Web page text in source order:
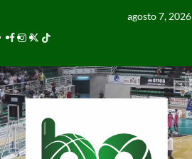
agosto 7, 2026